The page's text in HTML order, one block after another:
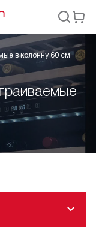
в колонну 60 см